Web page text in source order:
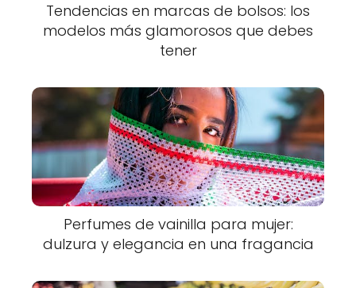
Tendencias en marcas de bolsos: los
modelos más glamorosos que debes
tener
Perfumes de vainilla para mujer:
dulzura y elegancia en una fragancia